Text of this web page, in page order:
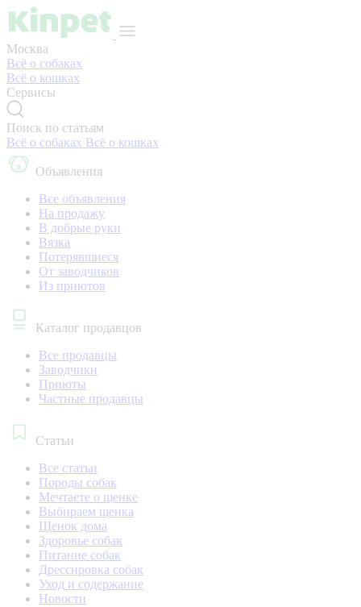
Москва
Всё о собаках
Всё о кошках
Сервисы
Поиск по статьям
Всё о собаках Всё о кошках
Объявления
Все объявления
На продажу
В добрые руки
Вязка
Потерявшиеся
От заводчиков
Из приютов
Каталог продавцов
Все продавцы
Заводчики
Приюты
Частные продавцы
Статьи
Все статьи
Породы собак
Мечтаете о щенке
Выбираем щенка
Щенок дома
Здоровье собак
Питание собак
Дрессировка собак
Уход и содержание
Новости